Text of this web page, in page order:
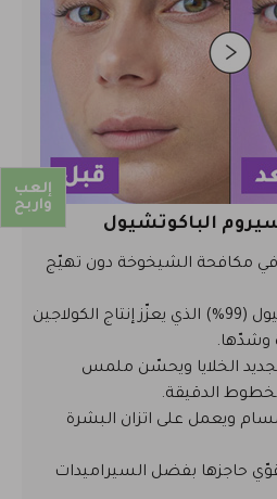
الباكوتشيول
في مكافحة الشيخوخة دون تهيّج
تركيز عالٍ من الباكوتشيول (99%) الذي يعزّز إنتاج الكولاجين
وشدّها.
يعزز تجديد الخلايا ويحسّن ملمس
الدقيقة.
ويعمل على اتزان البشرة
حاجزها بفضل السيراميدات
إلعب
واربح